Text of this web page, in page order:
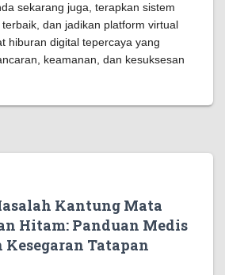
sekarang juga, terapkan sistem
dan jadikan platform virtual
hiburan digital tepercaya yang
keamanan, dan kesuksesan
Kantung Mata
Hitam: Panduan Medis
Tatapan